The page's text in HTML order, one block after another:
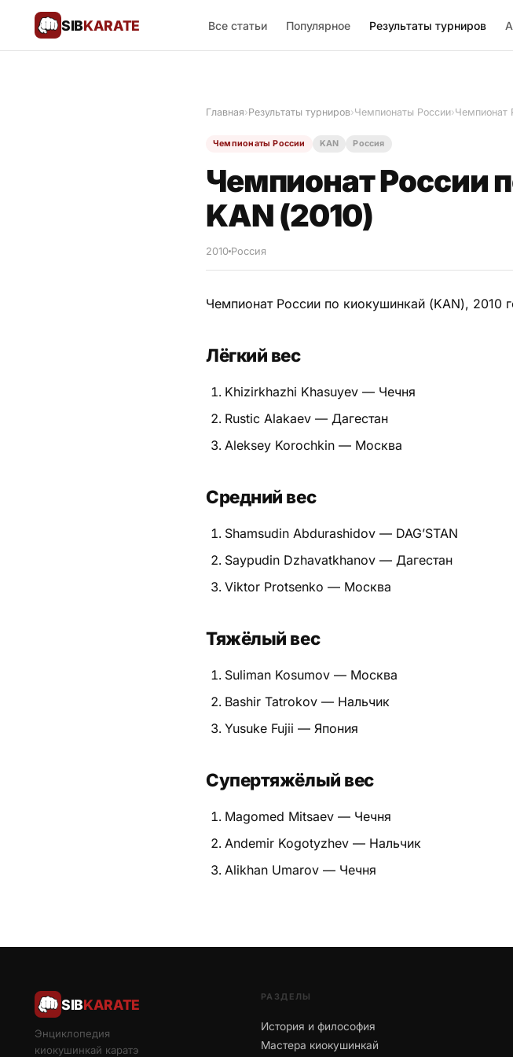
SIBKARATE Все статьи Популярное Результаты турниров
Главная›Результаты турниров›Чемпионаты России›Чемпионат
Чемпионаты России KAN Россия
Чемпионат России
KAN (2010)
2010 Россия
Чемпионат России по киокушинкай (KAN), 2010
Лёгкий вес
Khizirkhazhi Khasuyev — Чечня
Rustic Alakaev — Дагестан
Aleksey Korochkin — Москва
Средний вес
Shamsudin Abdurashidov — DAG’STAN
Saypudin Dzhavatkhanov — Дагестан
Viktor Protsenko — Москва
Тяжёлый вес
Suliman Kosumov — Москва
Bashir Tatrokov — Нальчик
Yusuke Fujii — Япония
Супертяжёлый вес
Magomed Mitsaev — Чечня
Andemir Kogotyzhev — Нальчик
Alikhan Umarov — Чечня
SIBKARATE
Энциклопедия
киокушинкай каратэ
РАЗДЕЛЫ
История и философия
Мастера киокушинкай